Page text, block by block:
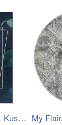
Dywany Łuszczów, Kusový koberec ANDRE…